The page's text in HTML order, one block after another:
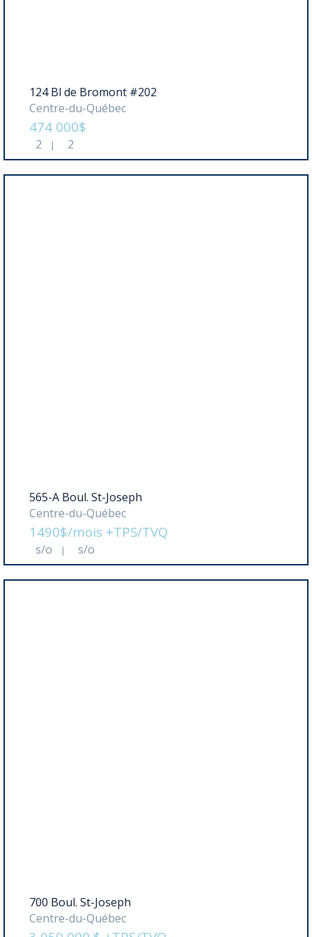
124 Bl de Bromont #202
Centre-du-Québec
474 000$
2 | 2
565-A Boul. St-Joseph
Centre-du-Québec
1490$/mois +TPS/TVQ
s/o | s/o
700 Boul. St-Joseph
Centre-du-Québec